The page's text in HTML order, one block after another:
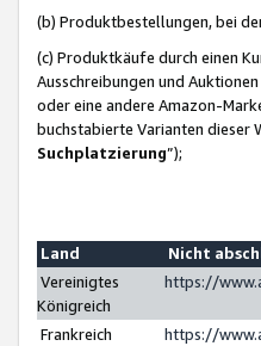
(b) Produktbestellungen, bei
(c) Produktkäufe durch einen
Ausschreibungen und
oder eine andere Amazon-
buchstabierte Varianten dieser
Suchplatzierung”);
Land
Nicht
Vereinigtes
Königreich
https://
Frankreich
https://